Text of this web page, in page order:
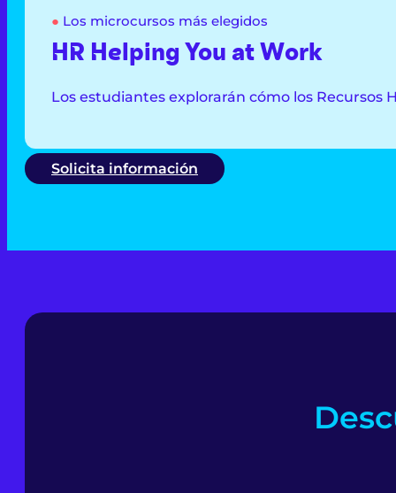
● Los microcursos más elegidos
HR Helping You at Work
Los estudiantes explorarán cómo los Recursos
Solicita información